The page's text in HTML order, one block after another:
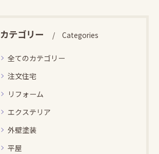
カテゴリー Categories
全てのカテゴリー
注文住宅
リフォーム
エクステリア
外壁塗装
平屋